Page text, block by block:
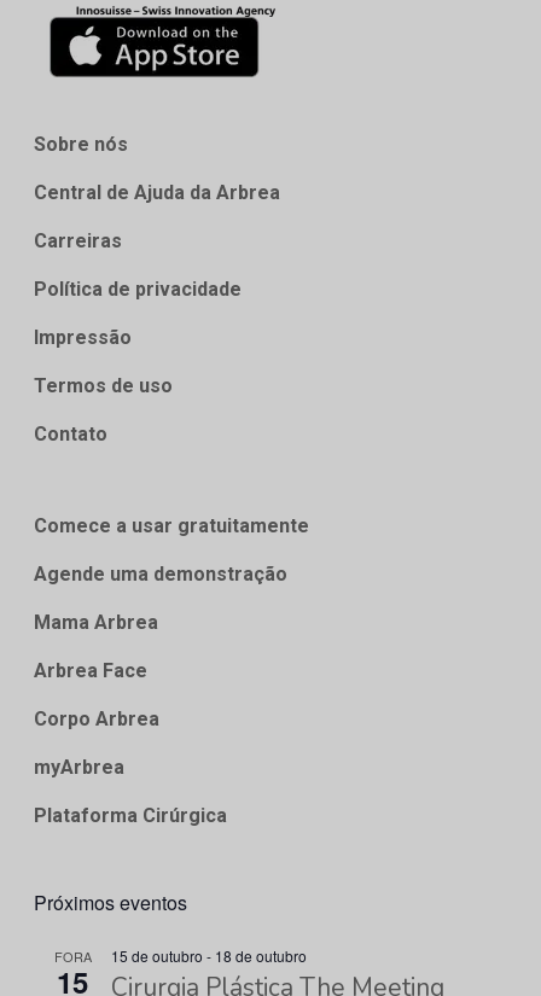
Sobre nós
Central de Ajuda da Arbrea
Carreiras
Política de privacidade
Impressão
Termos de uso
Contato
Comece a usar gratuitamente
Agende uma demonstração
Mama Arbrea
Arbrea Face
Corpo Arbrea
myArbrea
Plataforma Cirúrgica
Próximos eventos
FORA
15
15 de outubro - 18 de outubro
Cirurgia Plástica The Meeting